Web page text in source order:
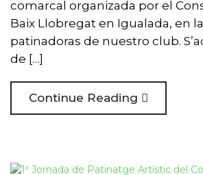
comarcal organizada por el
Baix Llobregat en Igualada, en
patinadoras de nuestro club.
de […]
Continue Reading